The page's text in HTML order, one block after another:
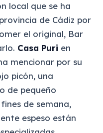
local que se ha
de Cádiz por
el original, Bar
Casa Puri en
mencionar por su
picón, una
de pequeño
de semana,
espeso están